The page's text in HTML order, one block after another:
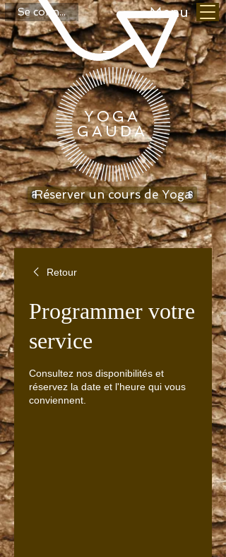
Se connecter Menu
YOGA
GAUDA
Réserver un cours de Yoga
Retour
Programmer votre
service
Consultez nos disponibilités et
réservez la date et l'heure qui vous
conviennent.